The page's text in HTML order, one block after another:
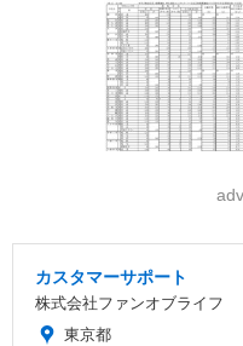
カスタマーサポート
株式会社ファンオブライフ
東京都